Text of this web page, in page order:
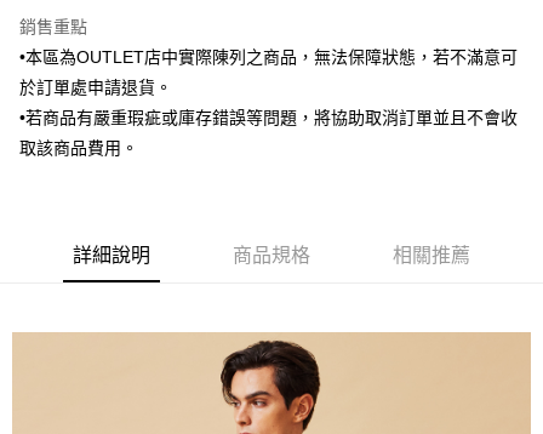
台灣樂天信用卡公司
玉山商業銀行
台灣樂天信用卡公司
新竹物流宅配
每筆NT$350，滿NT$3,500(含以上)免運費
銷售重點
•本區為OUTLET店中實際陳列之商品，無法保障狀態，若不滿意可
於訂單處申請退貨。
•若商品有嚴重瑕疵或庫存錯誤等問題，將協助取消訂單並且不會收
取該商品費用。
詳細說明 商品規格 相關推薦